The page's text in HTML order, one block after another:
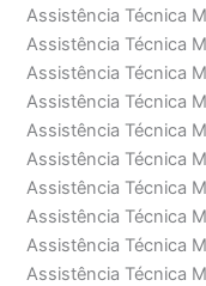
Assistência Técnica
Assistência Técnica
Assistência Técnica
Assistência Técnica
Assistência Técnica
Assistência Técnica
Assistência Técnica
Assistência Técnica
Assistência Técnica
Assistência Técnica